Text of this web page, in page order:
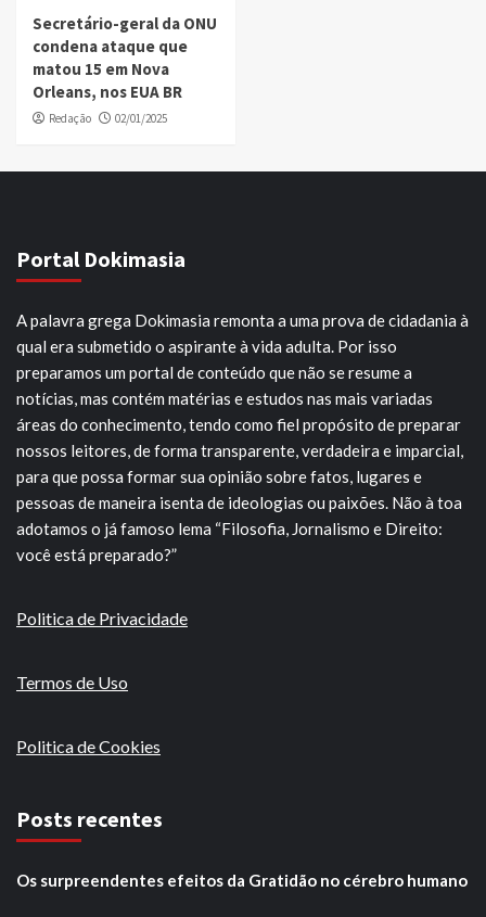
Secretário-geral da ONU
condena ataque que
matou 15 em Nova
Orleans, nos EUA BR
Redação 02/01/2025
Portal Dokimasia
A palavra grega Dokimasia remonta a uma prova de cidadania à
qual era submetido o aspirante à vida adulta. Por isso
preparamos um portal de conteúdo que não se resume a
notícias, mas contém matérias e estudos nas mais variadas
áreas do conhecimento, tendo como fiel propósito de preparar
nossos leitores, de forma transparente, verdadeira e imparcial,
para que possa formar sua opinião sobre fatos, lugares e
pessoas de maneira isenta de ideologias ou paixões. Não à toa
adotamos o já famoso lema “Filosofia, Jornalismo e Direito:
você está preparado?”
Politica de Privacidade
Termos de Uso
Politica de Cookies
Posts recentes
Os surpreendentes efeitos da Gratidão no cérebro humano